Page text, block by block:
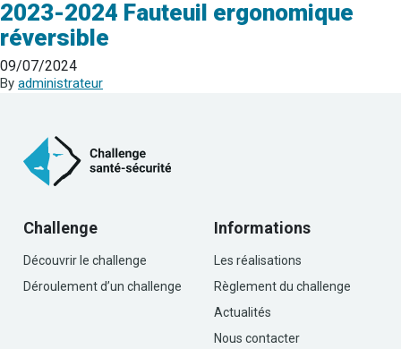
2023-2024 Fauteuil ergonomique
réversible
09/07/2024
By administrateur
Challenge
Découvrir le challenge
Déroulement d’un challenge
Informations
Les réalisations
Règlement du challenge
Actualités
Nous contacter